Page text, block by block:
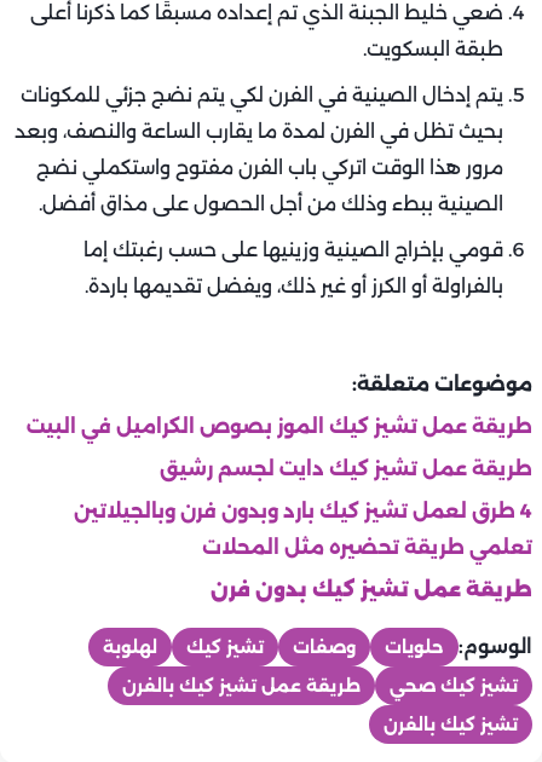
ضعي خليط الجبنة الذي تم إعداده مسبقًا كما ذكرنا أعلى
طبقة البسكويت.
يتم إدخال الصينية في الفرن لكي يتم نضج جزئي للمكونات
بحيث تظل في الفرن لمدة ما يقارب الساعة والنصف، وبعد
مرور هذا الوقت اتركي باب الفرن مفتوح واستكملي نضج
الصينية ببطء وذلك من أجل الحصول على مذاق أفضل.
قومي بإخراج الصينية وزينيها على حسب رغبتك إما
بالفراولة أو الكرز أو غير ذلك، ويفضل تقديمها باردة.
موضوعات متعلقة:
طريقة عمل تشيز كيك الموز بصوص الكراميل في البيت
طريقة عمل تشيز كيك دايت لجسم رشيق
4 طرق لعمل تشيز كيك بارد وبدون فرن وبالجيلاتين
تعلمي طريقة تحضيره مثل المحلات
طريقة عمل تشيز كيك بدون فرن
الوسوم: حلويات وصفات تشيز كيك
لهلوبة
تشيز كيك صحي
طريقة عمل تشيز كيك بالفرن
تشيز كيك بالفرن